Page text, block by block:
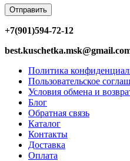
Отправить
+7(901)594-72-12
Политика
Пользовательское
Условия обмена и
Блог
Обратная связь
Каталог
Контакты
Доставка
Оплата